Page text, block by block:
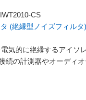
CS
(絶縁型ノイズフィルタ
気的に絶縁するアイソ
続の計測器やオーディ